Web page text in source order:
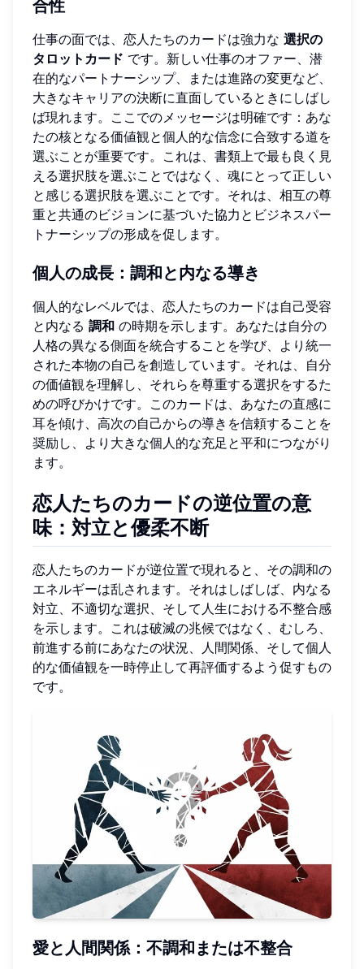
合性
仕事の面では、恋人たちのカードは強力な 選択の
タロットカード です。新しい仕事のオファー、潜
在的なパートナーシップ、または進路の変更など、
大きなキャリアの決断に直面しているときにしばし
ば現れます。ここでのメッセージは明確です：あな
たの核となる価値観と個人的な信念に合致する道を
選ぶことが重要です。これは、書類上で最も良く見
える選択肢を選ぶことではなく、魂にとって正しい
と感じる選択肢を選ぶことです。それは、相互の尊
重と共通のビジョンに基づいた協力とビジネスパー
トナーシップの形成を促します。
個人の成長：調和と内なる導き
個人的なレベルでは、恋人たちのカードは自己受容
と内なる 調和 の時期を示します。あなたは自分の
人格の異なる側面を統合することを学び、より統一
された本物の自己を創造しています。それは、自分
の価値観を理解し、それらを尊重する選択をするた
めの呼びかけです。このカードは、あなたの直感に
耳を傾け、高次の自己からの導きを信頼することを
奨励し、より大きな個人的な充足と平和につながり
ます。
恋人たちのカードの逆位置の意
味：対立と優柔不断
恋人たちのカードが逆位置で現れると、その調和の
エネルギーは乱されます。それはしばしば、内なる
対立、不適切な選択、そして人生における不整合感
を示します。これは破滅の兆候ではなく、むしろ、
前進する前にあなたの状況、人間関係、そして個人
的な価値観を一時停止して再評価するよう促すもの
です。
愛と人間関係：不調和または不整合